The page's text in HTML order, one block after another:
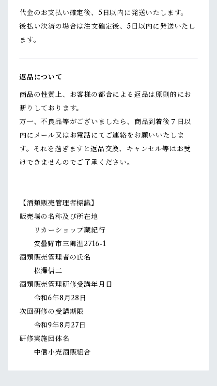
代金のお支払い確定後、5日以内に発送いたします。
後払い決済の場合は注文確定後、5日以内に発送いたし
ます。
返品について
商品の性質上、お客様の都合による返品は原則的にお
断りしております。
万一、不良品等がございましたら、商品到着後７日以
内にメール又はお電話にてご連絡をお願いいたしま
す。それを過ぎますと返品交換、キャンセル等はお受
けできませんのでご了承ください。
【酒類販売管理者標識】
販売場の名称及び所在地
リカーショップ蔵紀行
安曇野市三郷温2716-1
酒類販売管理者の氏名
松澤信二
酒類販売管理研修受講年月日
令和6年8月28日
次回研修の受講期限
令和9年8月27日
研修実施団体名
中信小売酒販組合